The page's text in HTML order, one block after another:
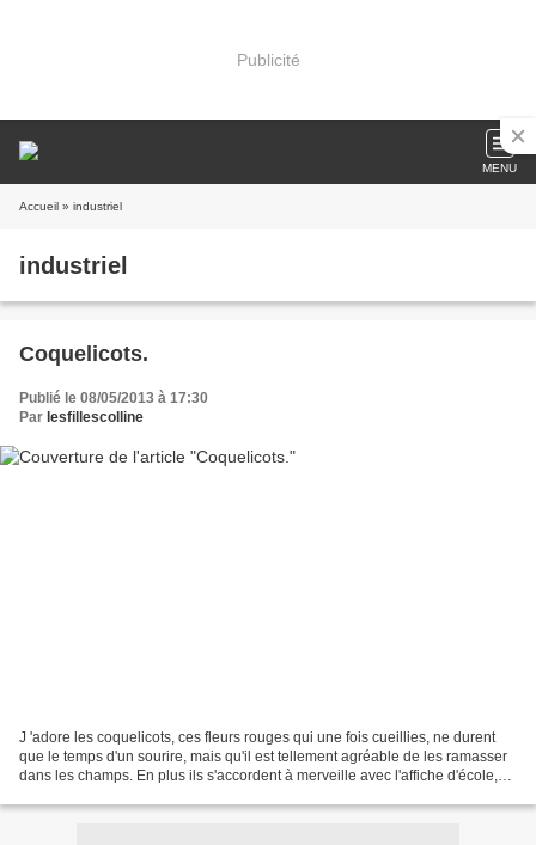
Publicité
MENU
Accueil » industriel
industriel
Coquelicots.
Publié le 08/05/2013 à 17:30
Par lesfillescolline
J 'adore les coquelicots, ces fleurs rouges qui une fois cueillies, ne durent
que le temps d'un sourire, mais qu'il est tellement agréable de les ramasser
dans les champs. En plus ils s'accordent à merveille avec l'affiche d'école,